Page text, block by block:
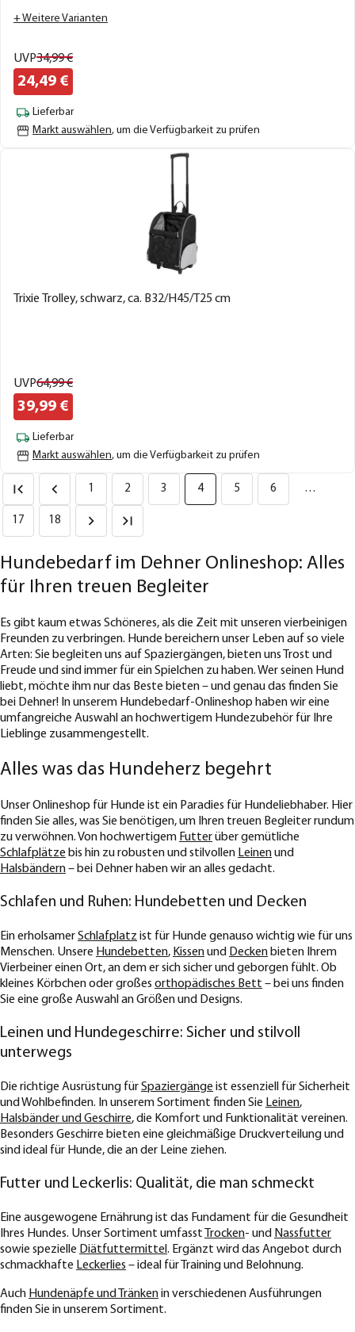
+ Weitere Varianten
UVP34,99€
24,49 €
Lieferbar
Markt auswählen, um die Verfügbarkeit zu prüfen
Trixie Trolley, schwarz, ca. B32/H45/T25 cm
UVP64,99€
39,99 €
Lieferbar
Markt auswählen, um die Verfügbarkeit zu prüfen
1 2 3 4 5 6 …
17 18
Hundebedarf im Dehner Onlineshop: Alles
für Ihren treuen Begleiter
Es gibt kaum etwas Schöneres, als die Zeit mit unseren vierbeinigen
Freunden zu verbringen. Hunde bereichern unser Leben auf so viele
Arten: Sie begleiten uns auf Spaziergängen, bieten uns Trost und
Freude und sind immer für ein Spielchen zu haben. Wer seinen Hund
liebt, möchte ihm nur das Beste bieten – und genau das finden Sie
bei Dehner! In unserem Hundebedarf-Onlineshop haben wir eine
umfangreiche Auswahl an hochwertigem Hundezubehör für Ihre
Lieblinge zusammengestellt.
Alles was das Hundeherz begehrt
Unser Onlineshop für Hunde ist ein Paradies für Hundeliebhaber. Hier
finden Sie alles, was Sie benötigen, um Ihren treuen Begleiter rundum
zu verwöhnen. Von hochwertigem Futterüber gemütliche
Schlafplätze bis hin zu robusten und stilvollen Leinenund
Halsbändern– bei Dehner haben wir an alles gedacht.
Schlafen und Ruhen: Hundebetten und Decken
Ein erholsamerSchlafplatz ist für Hunde genauso wichtig wie für uns
Menschen. Unsere Hundebetten, Kissenund Decken bieten Ihrem
Vierbeiner einen Ort, an dem er sich sicher und geborgen fühlt. Ob
kleines Körbchen oder großes orthopädisches Bett – bei uns finden
Sie eine große Auswahl an Größen und Designs.
Leinen und Hundegeschirre: Sicher und stilvoll
unterwegs
Die richtige Ausrüstung fürSpaziergänge ist essenziell für Sicherheit
und Wohlbefinden. In unserem Sortiment finden Sie Leinen,
Halsbänder und Geschirre, die Komfort und Funktionalität vereinen.
Besonders Geschirre bieten eine gleichmäßige Druckverteilung und
sind ideal für Hunde, die an der Leine ziehen.
Futter und Leckerlis: Qualität, die man schmeckt
Eine ausgewogene Ernährung ist das Fundament für die Gesundheit
Ihres Hundes. Unser Sortiment umfasst
Trocken- und Nassfutter
sowie spezielle Diätfuttermittel . Ergänzt wird das Angebot durch
schmackhafte Leckerlies – ideal für Training und Belohnung.
Auch Hundenäpfe und Tränkenin verschiedenen Ausführungen
finden Sie in unserem Sortiment.